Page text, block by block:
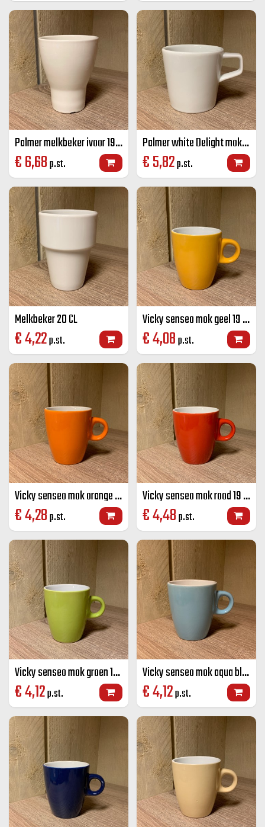
Palmer melkbeker ivoor 19 cl
€6,68p.st.
Palmer white Delight mok wit 25 cl
€5,82p.st.
Melkbeker 20 CL
€4,22p.st.
Vicky senseo mok geel 19 CL
€4,08p.st.
Vicky senseo mok orange 19 CL
€4,28p.st.
Vicky senseo mok rood 19 CL
€4,48p.st.
Vicky senseo mok groen 19 CL
€4,12p.st.
Vicky senseo mok aqua blauw 19 CL
€4,12p.st.